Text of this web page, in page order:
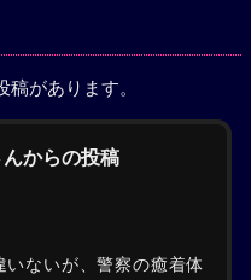
稿があります。
からの投稿
ないが、警察の癒着体